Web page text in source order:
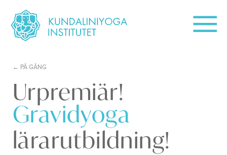
PÅ GÅNG
Urpremiär!
Gravidyoga
lärarutbildning!